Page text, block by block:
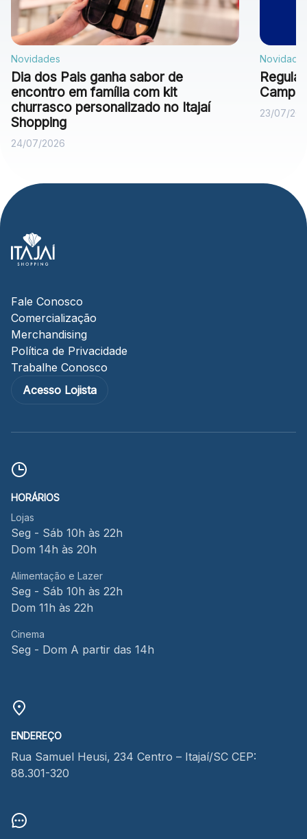
Novidades
Dia dos Pais ganha sabor de
encontro em família com kit
churrasco personalizado no Itajaí
Shopping
24/07/2026
23/07/
Fale Conosco
Comercialização
Merchandising
Política de Privacidade
Trabalhe Conosco
Acesso Lojista
HORÁRIOS
Lojas
Seg - Sáb 10h às 22h
Dom 14h às 20h
Alimentação e Lazer
Seg - Sáb 10h às 22h
Dom 11h às 22h
Cinema
Seg - Dom A partir das 14h
ENDEREÇO
Rua Samuel Heusi, 234 Centro – Itajaí/SC CEP:
88.301-320